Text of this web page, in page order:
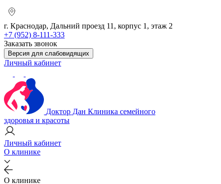
г. Краснодар, Дальний проезд 11, корпус 1, этаж 2
+7 (952) 8-111-333
Заказать звонок
Версия для слабовидящих
Личный кабинет
Доктор Дан Клиника семейного
здоровья и красоты
Личный кабинет
О клинике
О клинике